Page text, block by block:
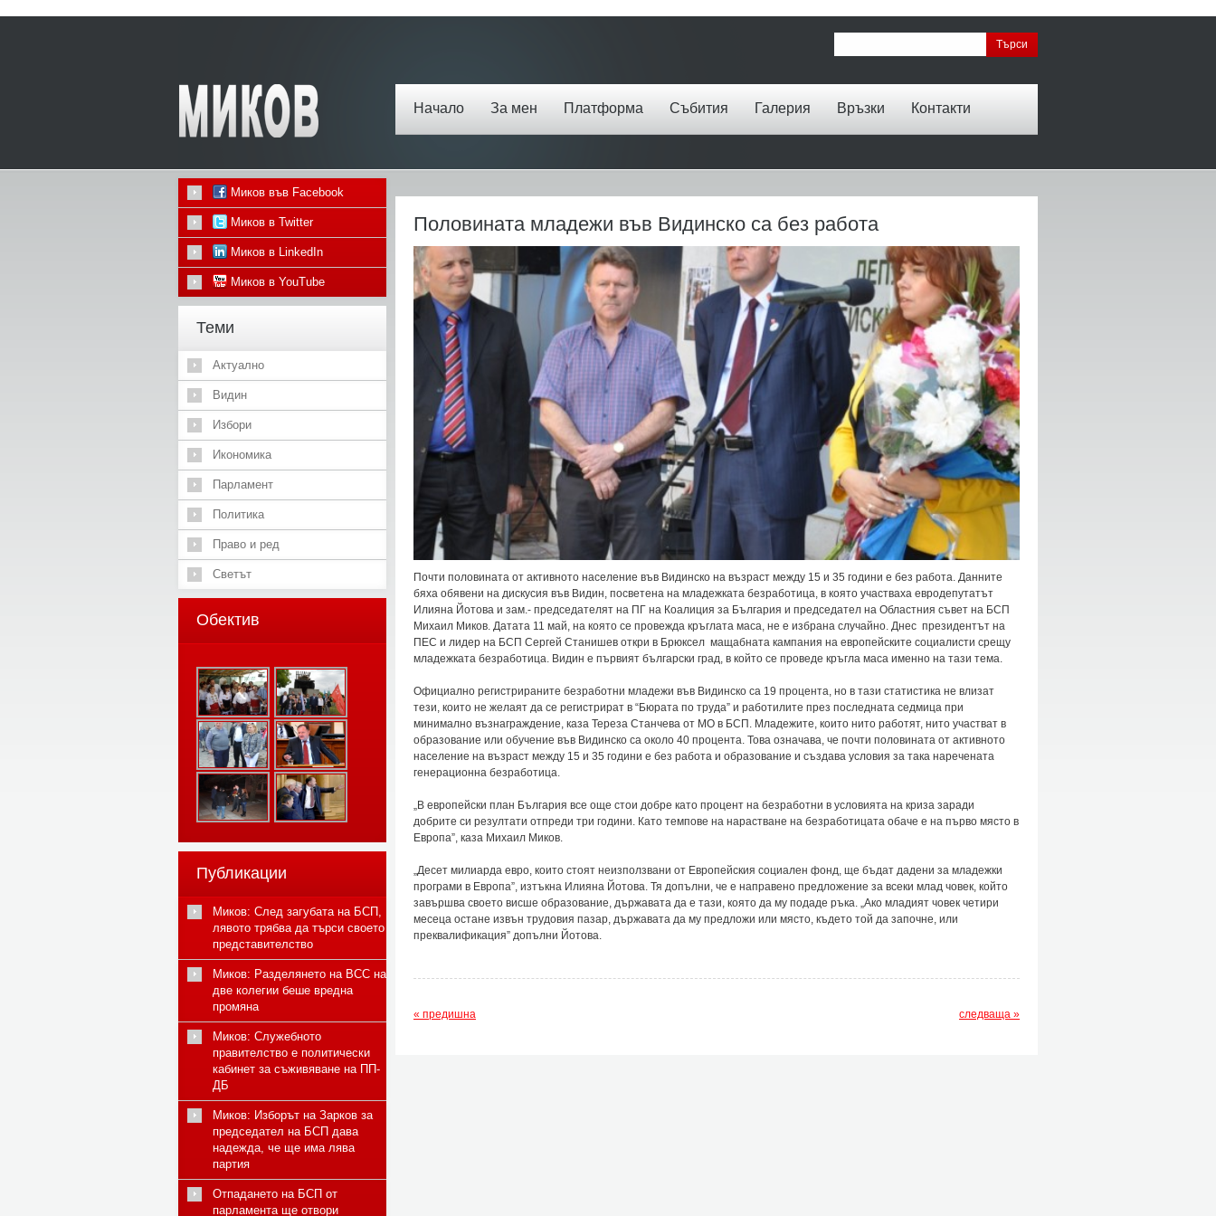
Начало За мен Платформа Събития Галерия Връзки Контакти
Половината младежи във Видинско са без работа
Почти половината от активното население във Видинско на възраст между 15 и 35 години е без работа. Данните
бяха обявени на дискусия във Видин, посветена на младежката безработица, в която участваха евродепутатът
Илияна Йотова и зам.- председателят на ПГ на Коалиция за България и председател на Областния съвет на БСП
Михаил Миков. Датата 11 май, на която се провежда кръглата маса, не е избрана случайно. Днес президентът на
ПЕС и лидер на БСП Сергей Станишев откри в Брюксел мащабната кампания на европейските социалисти срещу
младежката безработица. Видин е първият български град, в който се проведе кръгла маса именно на тази тема.
Официално регистрираните безработни младежи във Видинско са 19 процента, но в тази статистика не влизат
тези, които не желаят да се регистрират в “Бюрата по труда” и работилите през последната седмица при
минимално възнаграждение, каза Тереза Станчева от МО в БСП. Младежите, които нито работят, нито участват в
образование или обучение във Видинско са около 40 процента. Това означава, че почти половината от активното
население на възраст между 15 и 35 години е без работа и образование и създава условия за така наречената
генерационна безработица.
„В европейски план България все още стои добре като процент на безработни в условията на криза заради
добрите си резултати отпреди три години. Като темпове на нарастване на безработицата обаче е на първо място в
Европа”, каза Михаил Миков.
„Десет милиарда евро, които стоят неизползвани от Европейския социален фонд, ще бъдат дадени за младежки
програми в Европа”, изтъкна Илияна Йотова. Тя допълни, че е направено предложение за всеки млад човек, който
завършва своето висше образование, държавата да е тази, която да му подаде ръка. „Ако младият човек четири
месеца остане извън трудовия пазар, държавата да му предложи или място, където той да започне, или
преквалификация” допълни Йотова.
« предишна следваща »
Миков във Facebook
Миков в Twitter
Миков в LinkedIn
Миков в YouTube
Теми
Актуално
Видин
Избори
Икономика
Парламент
Политика
Право и ред
Светът
Обектив
Публикации
Миков: След загубата на БСП,
лявото трябва да търси своето
представителство
Миков: Разделянето на ВСС на
две колегии беше вредна
промяна
Миков: Служебното
правителство е политически
кабинет за съживяване на ПП-
ДБ
Миков: Изборът на Зарков за
председател на БСП дава
надежда, че ще има лява
партия
Отпадането на БСП от
парламента ще отвори